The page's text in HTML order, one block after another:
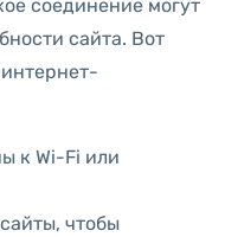
соединение могут
сайта. Вот
к Wi-Fi или
чтобы